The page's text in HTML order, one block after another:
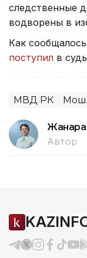
следственные
водворены в
Как
поступил в
МВД РК
Жанара
Автор